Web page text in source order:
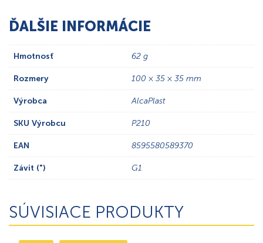
ĎALŠIE INFORMÁCIE
Hmotnosť 62 g
Rozmery 100 × 35 × 35 mm
Výrobca AlcaPlast
SKU Výrobcu P210
EAN 8595580589370
Závit (") G1
SÚVISIACE PRODUKTY